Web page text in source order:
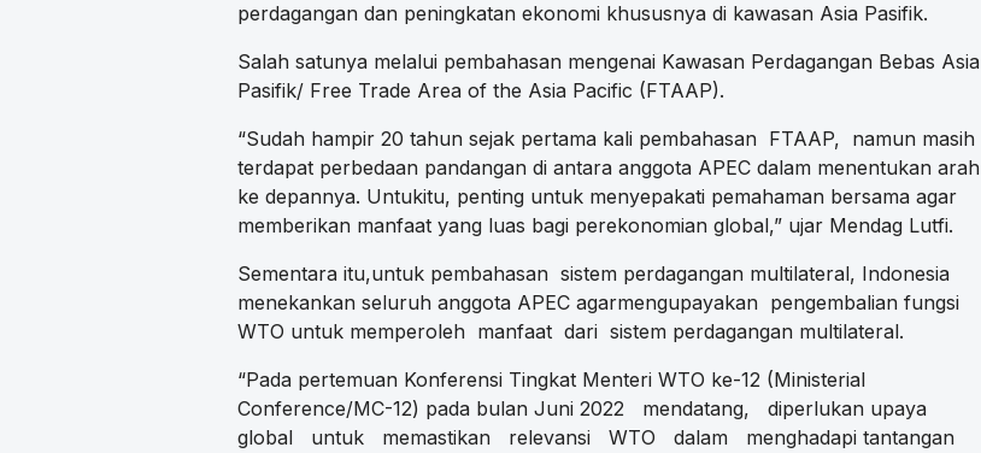
perdagangan dan peningkatan ekonomi khususnya di kawasan Asia Pasifik.
Salah satunya melalui pembahasan mengenai Kawasan Perdagangan Bebas Asia
Pasifik/ Free Trade Area of the Asia Pacific (FTAAP).
“Sudah hampir 20 tahun sejak pertama kali pembahasan FTAAP, namun masih
terdapat perbedaan pandangan di antara anggota APEC dalam menentukan arah
ke depannya. Untukitu, penting untuk menyepakati pemahaman bersama agar
memberikan manfaat yang luas bagi perekonomian global,” ujar Mendag Lutfi.
Sementara itu,untuk pembahasan sistem perdagangan multilateral, Indonesia
menekankan seluruh anggota APEC agarmengupayakan pengembalian fungsi
WTO untuk memperoleh manfaat dari sistem perdagangan multilateral.
“Pada pertemuan Konferensi Tingkat Menteri WTO ke-12 (Ministerial
Conference/MC-12) pada bulan Juni 2022 mendatang, diperlukan upaya
global untuk memastikan relevansi WTO dalam menghadapi tantangan